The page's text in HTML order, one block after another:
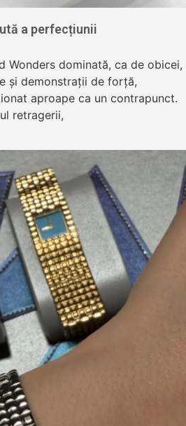
a perfecțiunii
Wonders dominată, ca de obicei,
și demonstrații de forță,
aproape ca un contrapunct.
retragerii,